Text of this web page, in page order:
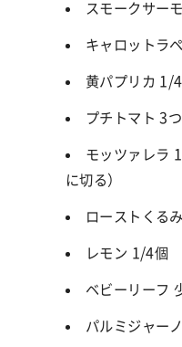
スモークサー
キャロットラ
黄パプリカ 1/4
プチトマト 3
モッツァレラ
に切る）
ローストくる
レモン 1/4個
ベビーリーフ
パルミジャー